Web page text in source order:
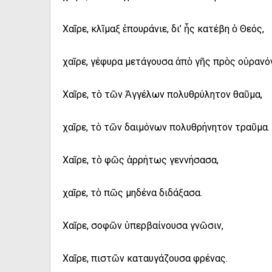
Χαῖρε, κλῖμαξ ἐπουράνιε, δι’ ἧς κατέβη ὁ Θεός,
χαῖρε, γέφυρα μετάγουσα ἀπὸ γῆς πρὸς
Χαῖρε, τὸ τῶν Ἀγγέλων πολυθρύλητον θαῦμα,
χαῖρε, τὸ τῶν δαιμόνων πολυθρήνητον τραῦμα.
Χαῖρε, τὸ φῶς ἀρρήτως γεννήσασα,
χαῖρε, τὸ πῶς μηδένα διδάξασα.
Χαῖρε, σοφῶν ὑπερβαίνουσα γνῶσιν,
Χαῖρε, πιστῶν καταυγάζουσα φρένας.